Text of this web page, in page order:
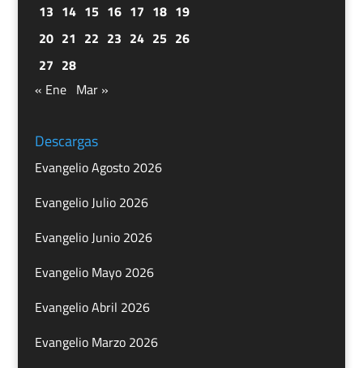
13 14 15 16 17 18 19
20 21 22 23 24 25 26
27 28
« Ene Mar »
Descargas
Evangelio Agosto 2026
Evangelio Julio 2026
Evangelio Junio 2026
Evangelio Mayo 2026
Evangelio Abril 2026
Evangelio Marzo 2026